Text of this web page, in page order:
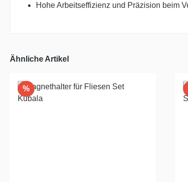
Hohe Arbeitseffizienz und Präzision beim
Ähnliche Artikel
%Rabatt